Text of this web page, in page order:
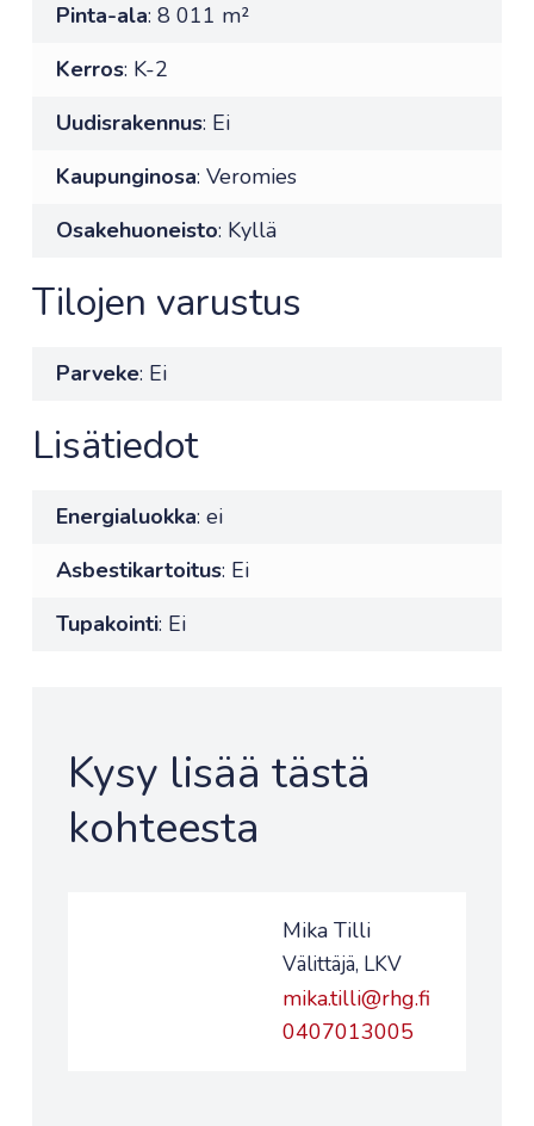
Pinta-ala: 8 011 m²
Kerros: K-2
Uudisrakennus: Ei
Kaupunginosa: Veromies
Osakehuoneisto: Kyllä
Tilojen varustus
Parveke: Ei
Lisätiedot
Energialuokka: ei
Asbestikartoitus: Ei
Tupakointi: Ei
Kysy lisää tästä
kohteesta
Mika Tilli
Välittäjä, LKV
mika.tilli@rhg.fi
0407013005